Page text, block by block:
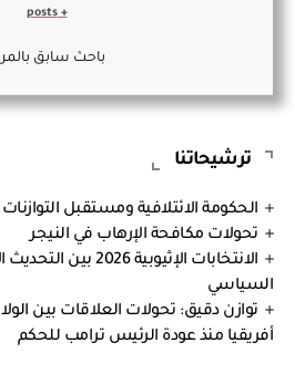
باحث سابق بالمركز
ترشيحاتنا
الحكومة الائتلافية ومستقبل التوازنات
تحولات مكافحة الإرهاب في النيجر
الانتخابات الإثيوبية
السياسي
توازن دقيق: تحولات العلاقات بين
أفريقيا منذ عودة الرئيس ترامب للحكم